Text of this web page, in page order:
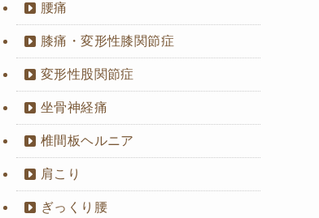
腰痛
膝痛・変形性膝関節症
変形性股関節症
坐骨神経痛
椎間板ヘルニア
肩こり
ぎっくり腰